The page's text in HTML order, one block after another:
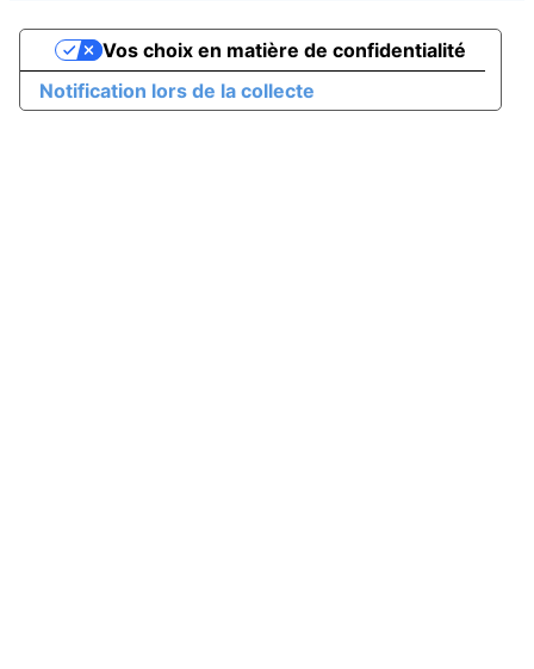
Notification lors de la collecte
Vos choix en matière de confidentialité